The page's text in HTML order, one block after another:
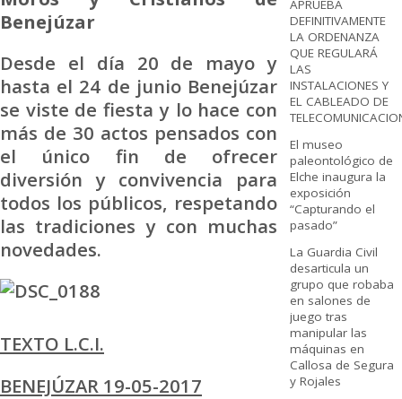
Benejúzar
Desde el día 20 de mayo y
hasta el 24 de junio Benejúzar
se viste de fiesta y lo hace con
más de 30 actos pensados con
el único fin de ofrecer
diversión y convivencia para
todos los públicos, respetando
las tradiciones y con muchas
novedades.
TEXTO L.C.I.
BENEJÚZAR 19-05-2017
APRUEBA
DEFINITIVAMENTE
LA ORDENANZA
QUE REGULARÁ
LAS
INSTALACIONES Y
EL CABLEADO DE
El museo
paleontológico de
Elche inaugura la
exposición
“Capturando el
pasado”
La Guardia Civil
desarticula un
grupo que robaba
en salones de
juego tras
manipular las
máquinas en
Callosa de Segura
y Rojales